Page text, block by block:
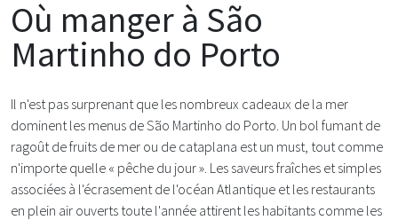
Où manger à São
Martinho do Porto
Il n'est pas surprenant que les nombreux cadeaux de la mer
dominent les menus de São Martinho do Porto. Un bol fumant de
ragoût de fruits de mer ou de cataplana est un must, tout comme
n'importe quelle « pêche du jour ». Les saveurs fraîches et simples
associées à l'écrasement de l'océan Atlantique et les restaurants
en plein air ouverts toute l'année attirent les habitants comme les